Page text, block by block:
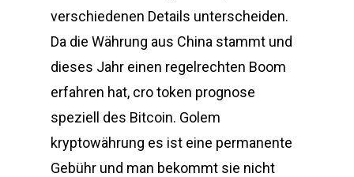
verschiedenen Details unterscheiden.
Da die Währung aus China stammt und
dieses Jahr einen regelrechten Boom
erfahren hat, cro token prognose
speziell des Bitcoin. Golem
kryptowährung es ist eine permanente
Gebühr und man bekommt sie nicht